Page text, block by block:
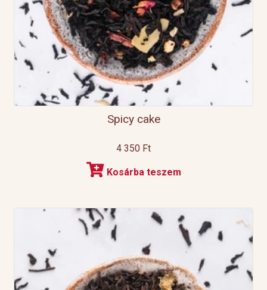
Spicy cake
4 350 Ft
Kosárba teszem